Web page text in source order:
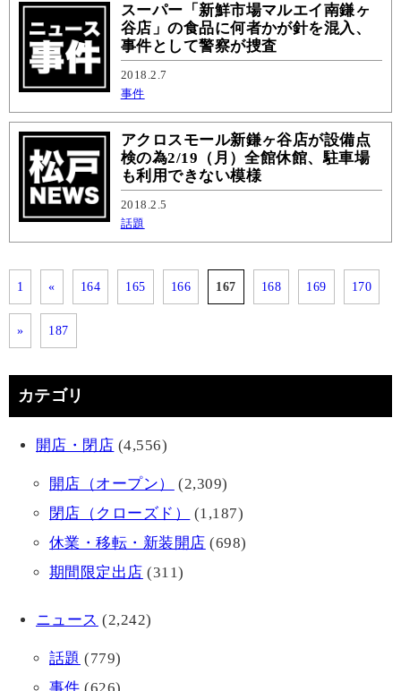
スーパー「新鮮市場マルエイ南鎌ヶ
谷店」の食品に何者かが針を混入、
事件として警察が捜査
2018.2.7
事件
アクロスモール新鎌ヶ谷店が設備点
検の為2/19（月）全館休館、駐車場
も利用できない模様
2018.2.5
話題
1 « 164 165 166 167 168 169 170
» 187
カテゴリ
開店・閉店 (4,556)
開店（オープン）
(2,309)
閉店（クローズド）
(1,187)
休業・移転・新装開店 (698)
期間限定出店 (311)
ニュース (2,242)
話題 (779)